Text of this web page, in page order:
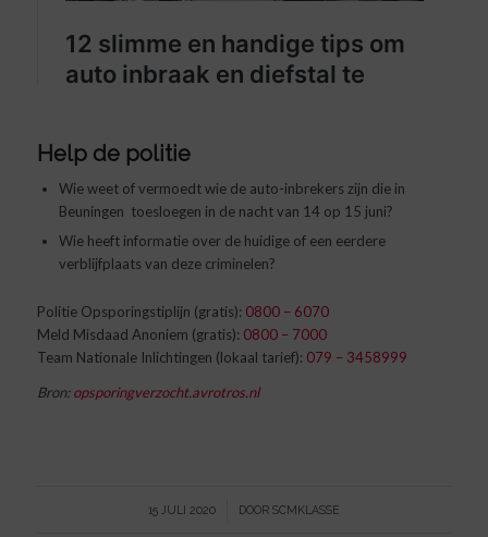
Help de politie
Wie weet of vermoedt wie de auto-inbrekers zijn die in
Beuningen toesloegen in de nacht van 14 op 15 juni?
Wie heeft informatie over de huidige of een eerdere
verblijfplaats van deze criminelen?
Politie Opsporingstiplijn (gratis): 0800 – 6070
Meld Misdaad Anoniem (gratis): 0800 – 7000
Team Nationale Inlichtingen (lokaal tarief): 079 – 3458999
Bron:opsporingverzocht.avrotros.nl
15 JULI 2020
/ DOOR SCMKLASSE